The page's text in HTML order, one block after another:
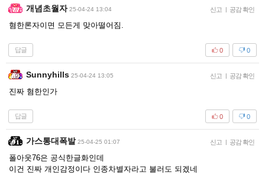
개념초월자 25-04-24 13:04 신고 | 공감 확인
혐한론자이면 모든게 맞아떨어짐.
답글 0
0
Sunnyhills 25-04-24 13:05 신고 | 공감 확인
진짜 혐한인가
답글 0
0
가스통대폭발 25-04-25 01:07 신고 | 공감 확인
폴아웃76은 공식한글화인데
이건 진짜 개인감정이다 인종차별자라고 불러도 되겠네